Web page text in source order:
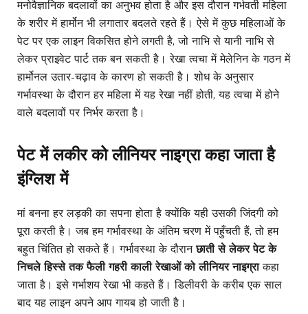
मनोवैज्ञानिक बदलावों का अनुभव होता है और इस दौरान गर्भवती महिला
के शरीर में हार्मोन भी लगातार बदलते रहते हैं। ऐसे में कुछ महिलाओं के
पेट पर एक लाइन विकसित होने लगती है, जो नाभि से यानी नाभि से
लेकर प्राइवेट पार्ट तक बन सकती है। रेखा त्वचा में मेलेनिन के गठन में
हार्मोनल उतार-चढ़ाव के कारण हो सकती है। शोध के अनुसार
गर्भावस्था के दौरान हर महिला में यह रेखा नहीं होती, यह त्वचा में होने
वाले बदलावों पर निर्भर करता है।
पेट में लकीरको लीनियर नाइग्रा कहा जाता है
इंग्लिश में
मां बनना हर लड़की का सपना होता है क्योंकि यही उसकी जिंदगी को
पूरा करती है। जब हम गर्भावस्था के अंतिम चरण में पहुँचती हैं, तो हम
बहुत चिंतित हो सकते हैं। गर्भावस्था के दौरानछाती से लेकर पेट के
निचले हिस्से तक फैली गहरी काली रेखाओं कोलीनियर नाइग्राकहा
जाता है। इसे गर्भाशय रेखा भी कहते हैं। डिलीवरी के करीब एक साल
बाद यह लाइन अपने आप गायब हो जाती है।